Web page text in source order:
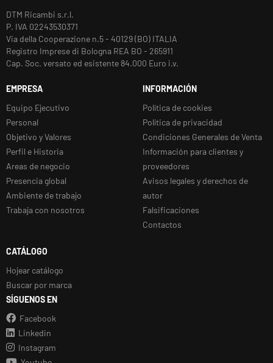
DTM Ricambi s.r.l.
P. IVA 02243530371
Via della Cooperazione n.5 - 40129 (BO) ITALIA
Registro Imprese di Bologna REA BO - 265911
Cap. Soc. versato ed esistente 84.000 Euro i.v.
EMPRESA
Equipo Ejecutivo
Personal
Objetivo y Valores
Perfil e Historia
Areas de negocio
Presencia global
Ambiente de trabajo
Trabaja con nosotros
INFORMACIÓN
Política de cookies
Política de privacidad
Condiciones Generales de Venta
Información para clientes y
proveedores
Avisos legales y derechos de
autor
Falsificaciones
Contactos
CATÁLOGO
Hojear catálogo
Buscar por marca
SÍGUENOS EN
Facebook
Linkedin
Instagram